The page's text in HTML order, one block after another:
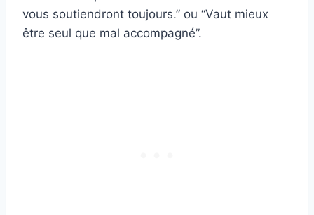
vous soutiendront toujours.” ou “Vaut mieux
être seul que mal accompagné”.